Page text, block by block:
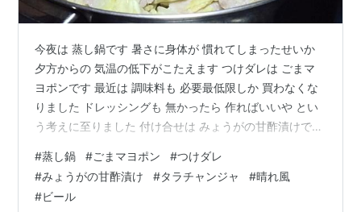
今夜は 蒸し鍋です 暑さに身体が 慣れてしまったせいか
夕方からの 気温の低下がこたえます つけダレは ごまマ
ヨポンです 最近は 調味料も 必要最低限しか 買わなくな
りました ドレッシングも 無かったら 作ればいいや とい
う考えに至りました 付け合せは みょうがの甘酢漬けです
500ml×24本 [飲食店での取扱い開始] 晴れ風 Amazon 心
は そんなに晴れていません モヤっとしていますが まあ
無理して あげる必要もないと 思っています Yahooニュー
#蒸し鍋 #ごまマヨポン #つけダレ
#みょうがの甘酢漬け #タラチャンジャ #晴れ風
#ビール